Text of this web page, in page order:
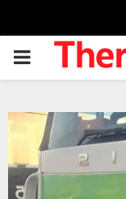
PRIMARY